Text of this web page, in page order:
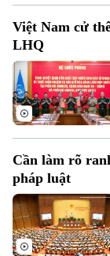
Việt Nam cử
LHQ
Cần làm rõ
pháp luật